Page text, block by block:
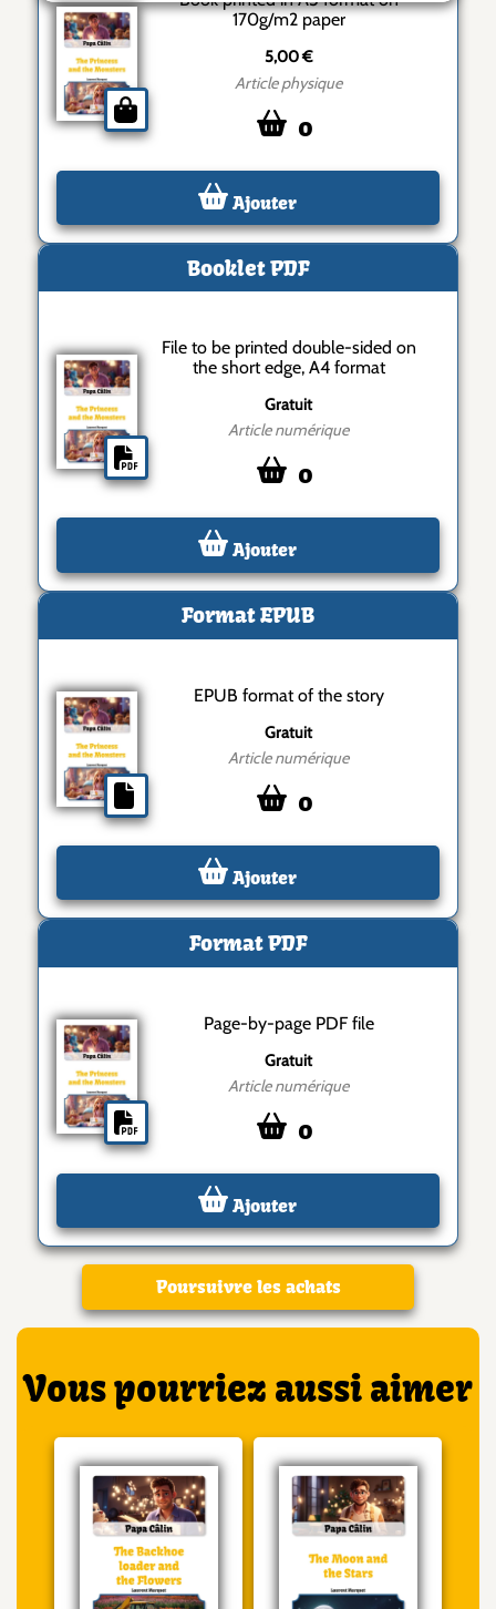
170g/m2 paper
5,00 €
Article physique
0
Ajouter
Booklet PDF
File to be printed double-sided on
the short edge, A4 format
Gratuit
Article numérique
0
Ajouter
Format EPUB
EPUB format of the story
Gratuit
Article numérique
0
Ajouter
Format PDF
Page-by-page PDF file
Gratuit
Article numérique
0
Ajouter
Poursuivre les achats
Vous pourriez aussi aimer